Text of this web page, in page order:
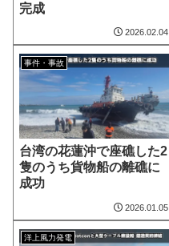
完成
2026.02.04
事件・事故
台湾の花蓮沖で座礁した2
隻のうち貨物船の離礁に
成功
2026.01.05
洋上風力発電